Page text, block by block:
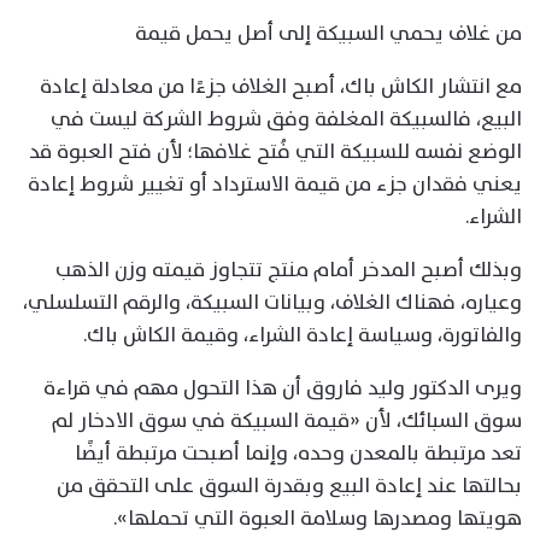
من غلاف يحمي السبيكة إلى أصل يحمل قيمة
مع انتشار الكاش باك، أصبح الغلاف جزءًا من معادلة إعادة
البيع، فالسبيكة المغلفة وفق شروط الشركة ليست في
الوضع نفسه للسبيكة التي فُتح غلافها؛ لأن فتح العبوة قد
يعني فقدان جزء من قيمة الاسترداد أو تغيير شروط إعادة
الشراء.
وبذلك أصبح المدخر أمام منتج تتجاوز قيمته وزن الذهب
وعياره، فهناك الغلاف، وبيانات السبيكة، والرقم التسلسلي،
والفاتورة، وسياسة إعادة الشراء، وقيمة الكاش باك.
ويرى الدكتور وليد فاروق أن هذا التحول مهم في قراءة
سوق السبائك، لأن «قيمة السبيكة في سوق الادخار لم
تعد مرتبطة بالمعدن وحده، وإنما أصبحت مرتبطة أيضًا
بحالتها عند إعادة البيع وبقدرة السوق على التحقق من
هويتها ومصدرها وسلامة العبوة التي تحملها».